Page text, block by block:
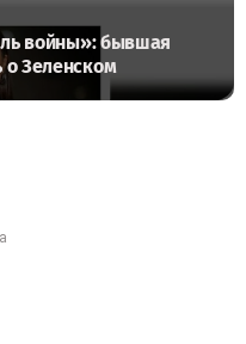
войны»: бывшая
о Зеленском